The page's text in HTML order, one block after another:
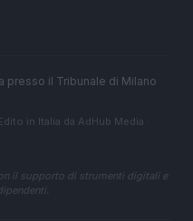
presso il Tribunale di Milano
in Italia da AdHub Media
il supporto di strumenti digitali e